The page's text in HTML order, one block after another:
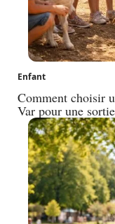
Enfant
Comment choisir
Var pour une